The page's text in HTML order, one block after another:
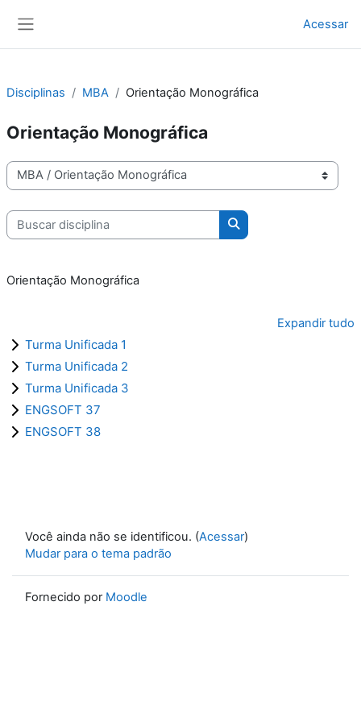
Acessar
Disciplinas MBA Orientação Monográfica
Orientação Monográfica
Cursos
Buscar disciplina
Buscar disciplina
Orientação Monográfica
Expandir tudo
Turma Unificada 1
Turma Unificada 2
Turma Unificada 3
ENGSOFT 37
ENGSOFT 38
Você ainda não se identificou. (Acessar)
Mudar para o tema padrão
Fornecido por Moodle